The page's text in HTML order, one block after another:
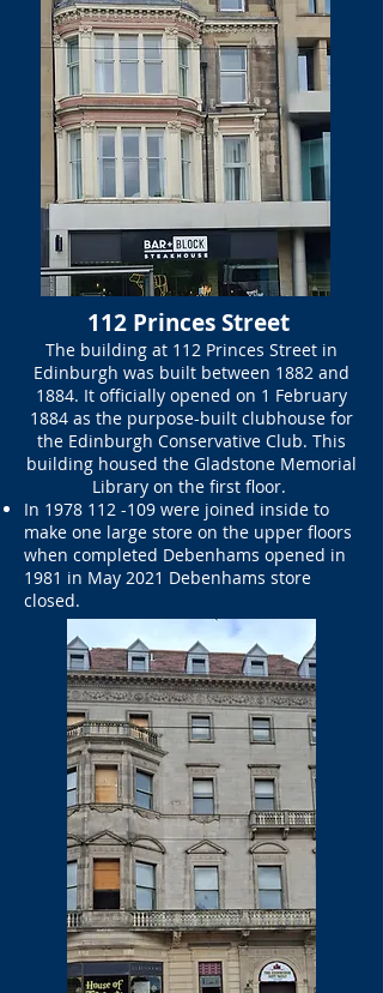
112 Princes Street
The building at 112 Princes Street in
Edinburgh was built between 1882 and
1884. It officially opened on 1 February
1884 as the purpose-built clubhouse for
the Edinburgh Conservative Club. This
building housed the Gladstone Memorial
Library on the first floor.
In 1978 112 -109 were joined inside to
make one large store on the upper floors
when completed Debenhams opened in
1981 in May 2021 Debenhams store
closed.